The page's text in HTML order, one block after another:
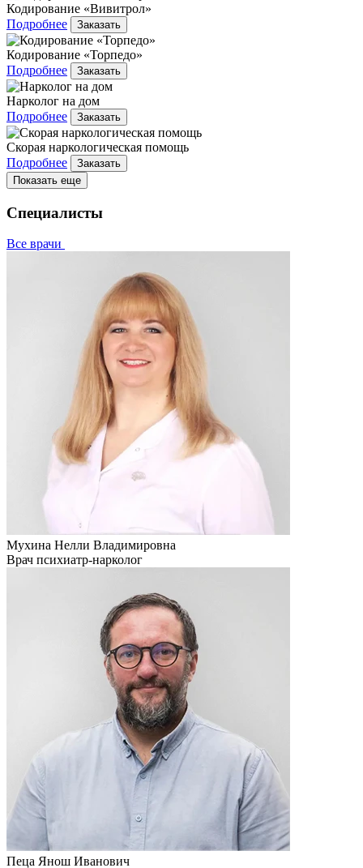
Кодирование «Вивитрол»
Подробнее
Заказать
Кодирование «Торпедо»
Подробнее
Заказать
Нарколог на дом
Подробнее
Заказать
Скорая наркологическая помощь
Подробнее
Заказать
Показать еще
Специалисты
Все врачи
Мухина Нелли Владимировна
Врач психиатр-нарколог
Пеца Янош Иванович